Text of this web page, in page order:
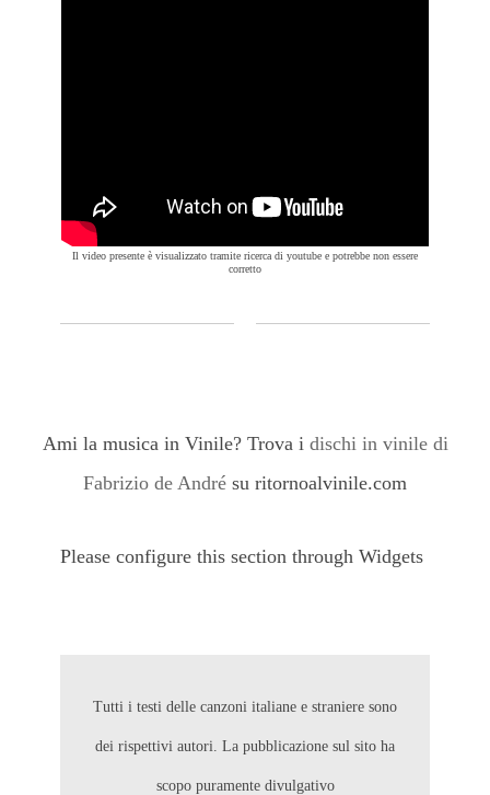
Il video presente è visualizzato tramite ricerca di youtube e potrebbe non essere
corretto
Ami la musica in Vinile? Trova i dischi in vinile di
Fabrizio de André su ritornoalvinile.com
Please configure this section through Widgets
Tutti i testi delle canzoni italiane e straniere sono
dei rispettivi autori. La pubblicazione sul sito ha
scopo puramente divulgativo